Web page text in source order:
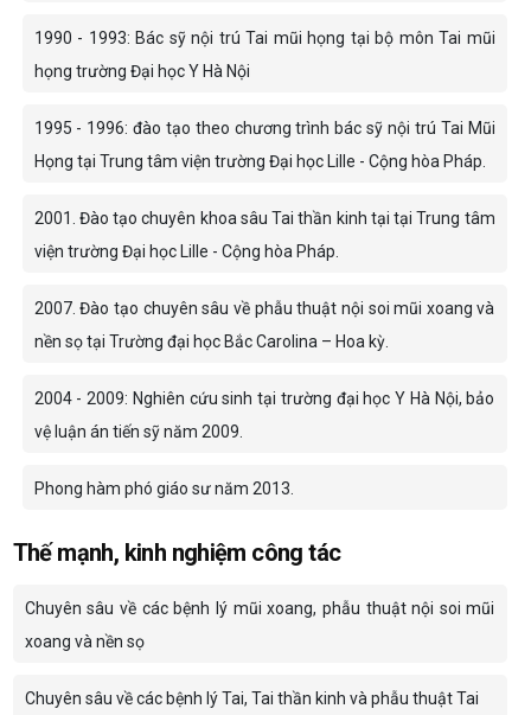
1990 - 1993: Bác sỹ nội trú Tai mũi họng tại bộ môn Tai mũi
họng trường Đại học Y Hà Nội
1995 - 1996: đào tạo theo chương trình bác sỹ nội trú Tai Mũi
Họng tại Trung tâm viện trường Đại học Lille - Cộng hòa Pháp.
2001. Đào tạo chuyên khoa sâu Tai thần kinh tại tại Trung tâm
viện trường Đại học Lille - Cộng hòa Pháp.
2007. Đào tạo chuyên sâu về phẫu thuật nội soi mũi xoang và
nền sọ tại Trường đại học Bắc Carolina – Hoa kỳ.
2004 - 2009: Nghiên cứu sinh tại trường đại học Y Hà Nội, bảo
vệ luận án tiến sỹ năm 2009.
Phong hàm phó giáo sư năm 2013.
Thế mạnh, kinh nghiệm công tác
Chuyên sâu về các bệnh lý mũi xoang, phẫu thuật nội soi mũi
xoang và nền sọ
Chuyên sâu về các bệnh lý Tai, Tai thần kinh và phẫu thuật Tai